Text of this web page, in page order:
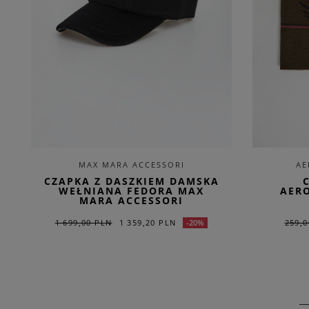
MAX MARA ACCESSORI
CZAPKA Z DASZKIEM DAMSKA
WEŁNIANA FEDORA MAX
MARA ACCESSORI
1 699,00 PLN 1 359,20 PLN -20%